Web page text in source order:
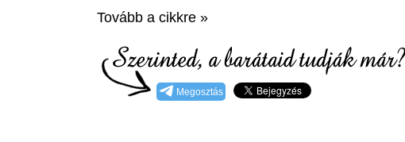
Tovább a cikkre »
Megosztás